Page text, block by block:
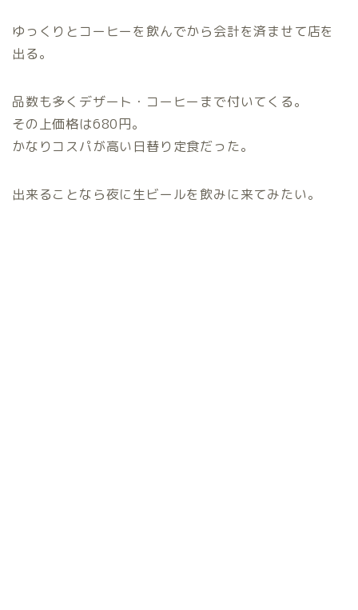
ゆっくりとコーヒーを飲んでから会計を済ませて店を
出る。
品数も多くデザート・コーヒーまで付いてくる。
その上価格は680円。
かなりコスパが高い日替り定食だった。
出来ることなら夜に生ビールを飲みに来てみたい。